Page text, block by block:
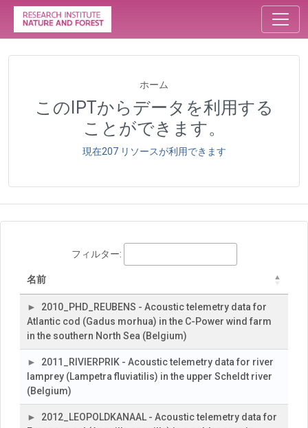
ホーム
このIPTからデータを利用する
ことができます。
現在207 リソースが利用できます
フィルター:
名前
2010_PHD_REUBENS - Acoustic telemetry data for
Atlantic cod (Gadus morhua) in the C-Power wind farm
in the southern North Sea (Belgium)
2011_RIVIERPRIK - Acoustic telemetry data for river
lamprey (Lampetra fluviatilis) in the upper Scheldt river
(Belgium)
2012_LEOPOLDKANAAL - Acoustic telemetry data for